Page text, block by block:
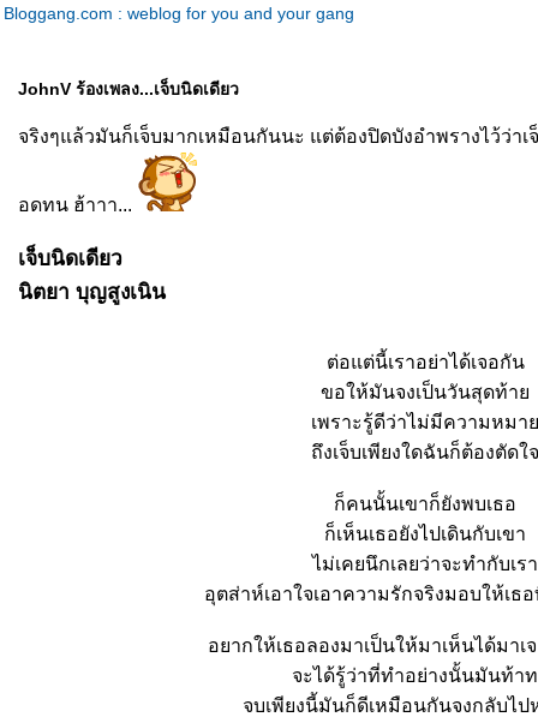
Bloggang.com : weblog for you and your gang
JohnV ร้องเพลง...เจ็บนิดเดียว
จริงๆแล้วมันก็เจ็บมากเหมือนกันนะ แต่ต้องปิดบังอำพรางไว้ว่าเ
อดทน ฮ้าาา...
เจ็บนิดเดียว
นิตยา บุญสูงเนิน
ต่อแต่นี้เราอย่าได้เจอกัน
ขอให้มันจงเป็นวันสุดท้า
เพราะรู้ดีว่าไม่มีความหมา
ถึงเจ็บเพียงใดฉันก็ต้องตัดใจ
ก็คนนั้นเขาก็ยังพบเธอ
ก็เห็นเธอยังไปเดินกับเขา
ไม่เคยนึกเลยว่าจะทำกับเรา
อุตส่าห์เอาใจเอาความรักจริงมอบให้เธ
อยากให้เธอลองมาเป็นให้มาเห็นได้มาเ
จะได้รู้ว่าที่ทำอย่างนั้นมันท้
จบเพียงนี้มันก็ดีเหมือนกันจงกลับไป